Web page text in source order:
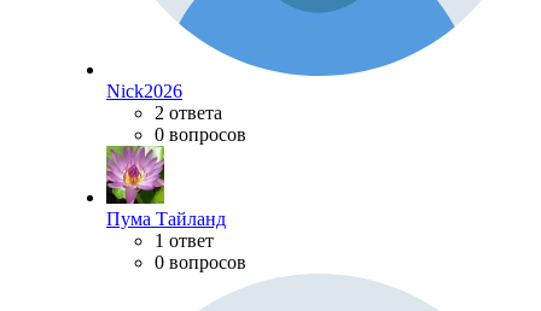
Nick2026
2 ответа
0 вопросов
Пума Тайланд
1 ответ
0 вопросов